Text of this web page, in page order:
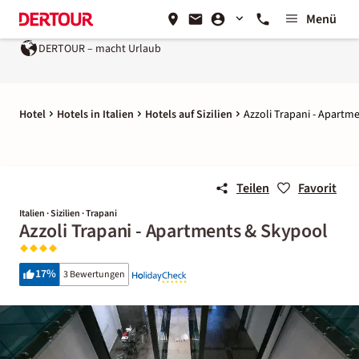
Menü
DERTOUR – macht Urlaub
Hotel Hotels in Italien Hotels auf Sizilien Azzoli Trapani -
Teilen Favorit
Italien · Sizilien · Trapani
Azzoli Trapani - Apartments & Skypool
17% 3 Bewertungen